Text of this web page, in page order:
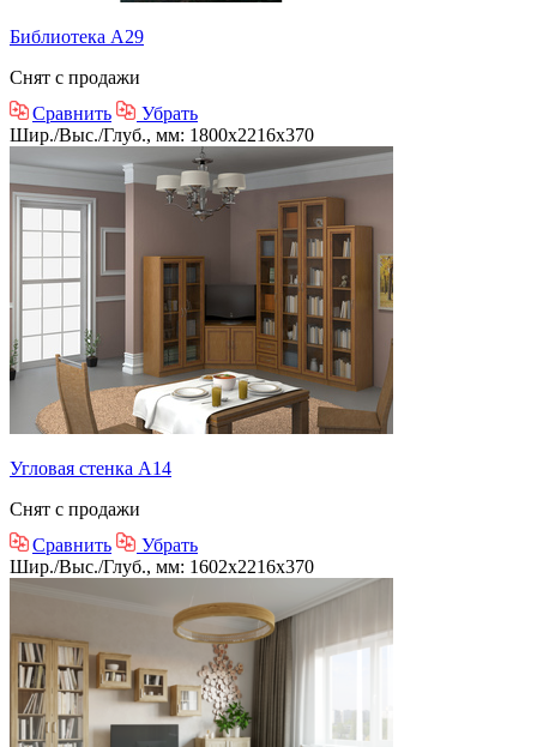
Библиотека А29
Снят с продажи
Сравнить
Убрать
Шир./Выс./Глуб., мм: 1800x2216x370
Угловая стенка А14
Снят с продажи
Сравнить
Убрать
Шир./Выс./Глуб., мм: 1602x2216x370